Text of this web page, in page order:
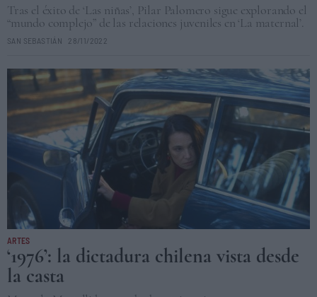
Tras el éxito de ‘Las niñas’, Pilar Palomero sigue explorando el
“mundo complejo” de las relaciones juveniles en ‘La maternal’.
SAN SEBASTIÁN 28/11/2022
ARTES
‘1976’: la dictadura chilena vista desde
la casta